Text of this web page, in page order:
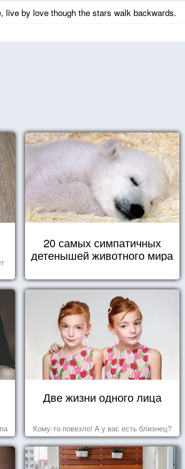
by love though the stars walk backwards.
20 самых симпатичных
детенышей животного мира
Две жизни одного лица
Кому-то повезло! А у вас есть близнец?